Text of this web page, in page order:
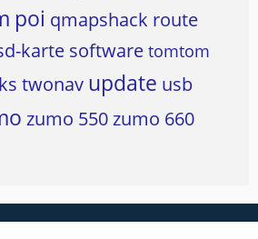
poi qmapshack route
karte software tomtom
twonav update usb
zumo 550zumo 660